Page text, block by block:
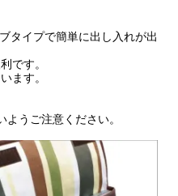
タイプで簡単に出し入れが出
です。
ます。
うご注意ください。